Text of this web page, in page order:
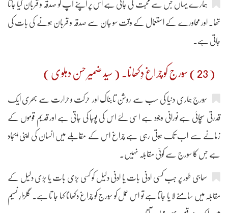
ہمارے یہاں جس سے محبت کی جاتی ہے اُس پر اپنے آپ کو صدقہ و قربان کیا جاتا
تھا۔ اور محاورے کے استعمال کے وقت سو جان سے صدقہ و قربان ہونے کی بات کی
جاتی ہے۔
( 23 ) سُورج کو چراغ دِکھانا۔ ( سید ضمیر حسن دہلوی )
سُورج ہماری دنیا کی سب سے روشن تابناک اور حرکت و حرارت سے بھری ایک
قدرتی سچائی ہے نورانی وجود ہے اسی لئے اس کی پوجا کی جاتی ہے اور قدیم قوموں کے
زمانے سے اب تک ہوتی رہی ہے چراغ اس کے مقابلے میں انسان کی اپنی ایجاد
ہے جس کا سورج سے کوئی مقابلہ نہیں۔
سماجی طور پر جب کسی ادنی بات یا ادنی دلیل کو کسی بڑی بات یا بڑی دلیل کے
مقابلہ میں سامنے لا یا جاتا ہے تو اس عمل کو سُورج کو چراغ دکھانا کہا جا تا ہے۔ گلزارِ نسیم